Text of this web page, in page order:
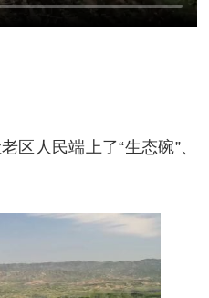
人民端上了“生态碗”、